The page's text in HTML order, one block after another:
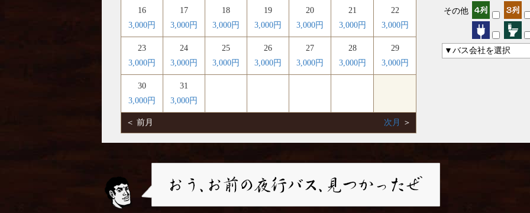
16
3,000円
17
3,000円
18
3,000円
19
3,000円
20
3,000円
21
3,000円
22
3,000円
23
3,000円
24
3,000円
25
3,000円
26
3,000円
27
3,000円
28
3,000円
29
3,000円
30
3,000円
31
3,000円
＜ 前月 次月 ＞
その他
▼バス会社を選択